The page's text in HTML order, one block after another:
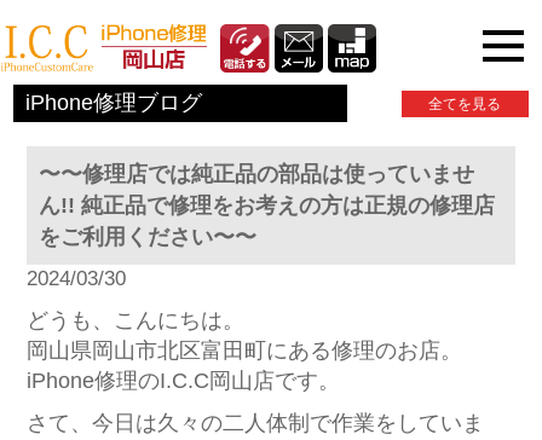
iPhone修理ブログ 全てを見る
〜〜修理店では純正品の部品は使っていませ
ん!! 純正品で修理をお考えの方は正規の修理店
をご利用ください〜〜
2024/03/30
どうも、こんにちは。
岡山県岡山市北区富田町にある修理のお店。
iPhone修理のI.C.C岡山店です。
さて、今日は久々の二人体制で作業をしていま